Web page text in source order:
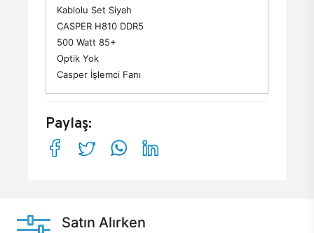
Kablolu Set Siyah
CASPER H810 DDR5
500 Watt 85+
Optik Yok
Casper İşlemci Fanı
Paylaş:
Satın Alırken